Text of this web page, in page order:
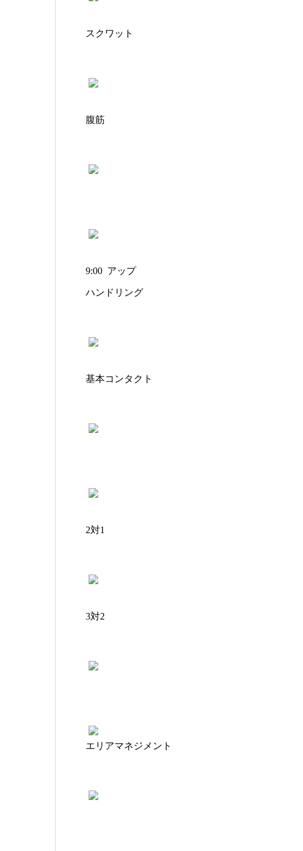
スクワット
腹筋
9:00 アップ
ハンドリング
基本コンタクト
2対1
3対2
エリアマネジメント